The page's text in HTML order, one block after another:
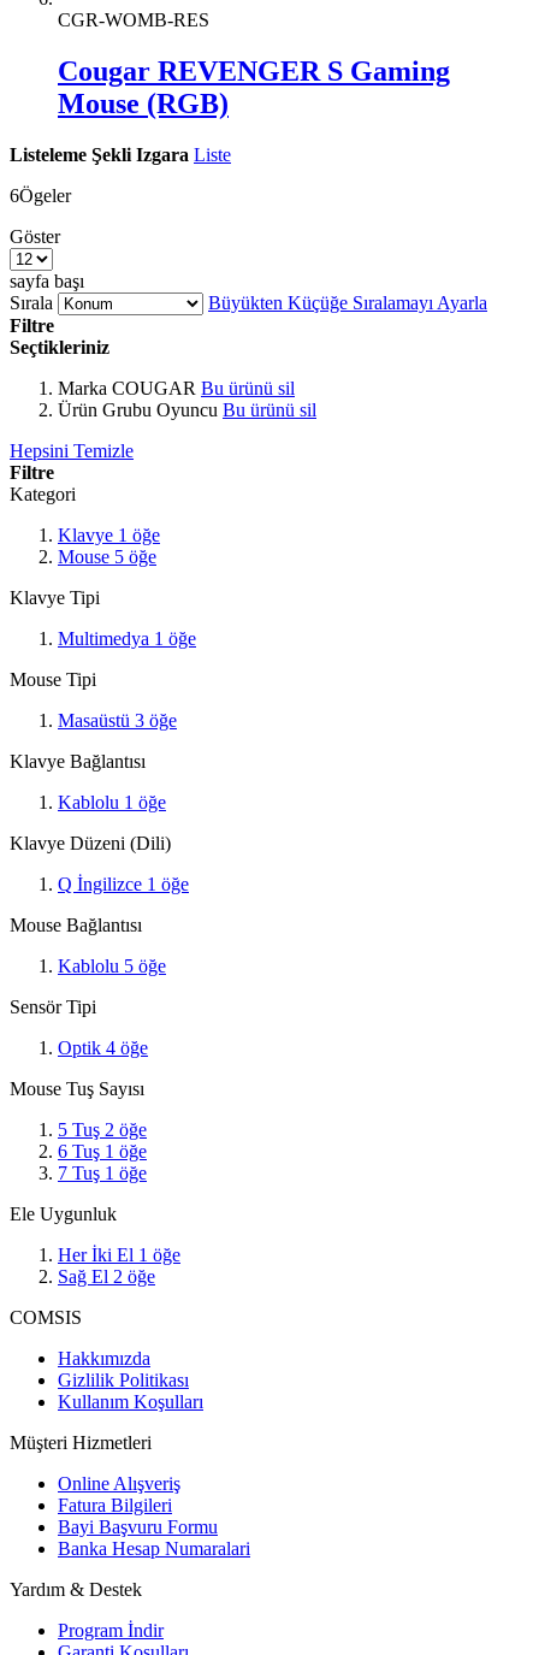
CGR-WOMB-RES
Cougar REVENGER S Gaming
Mouse (RGB)
Listeleme Şekli Izgara Liste
6Ögeler
Göster
sayfa başı
Sırala
Büyükten Küçüğe Sıralamayı Ayarla
Filtre
Seçtikleriniz
Marka COUGAR Bu ürünü sil
Ürün Grubu Oyuncu Bu ürünü sil
Hepsini Temizle
Filtre
Kategori
Klavye 1 öğe
Mouse 5 öğe
Klavye Tipi
Multimedya 1 öğe
Mouse Tipi
Masaüstü 3 öğe
Klavye Bağlantısı
Kablolu 1 öğe
Klavye Düzeni (Dili)
Q İngilizce 1 öğe
Mouse Bağlantısı
Kablolu 5 öğe
Sensör Tipi
Optik 4 öğe
Mouse Tuş Sayısı
5 Tuş 2 öğe
6 Tuş 1 öğe
7 Tuş 1 öğe
Ele Uygunluk
Her İki El 1 öğe
Sağ El 2 öğe
COMSIS
Hakkımızda
Gizlilik Politikası
Kullanım Koşulları
Müşteri Hizmetleri
Online Alışveriş
Fatura Bilgileri
Bayi Başvuru Formu
Banka Hesap Numaralari
Yardım & Destek
Program İndir